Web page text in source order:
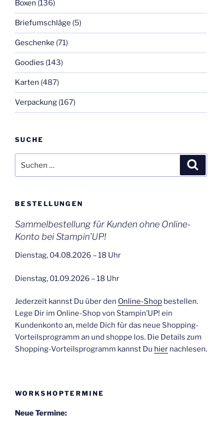
Boxen (136)
Briefumschläge (5)
Geschenke (71)
Goodies (143)
Karten (487)
Verpackung (167)
SUCHE
nach:
BESTELLUNGEN
Sammelbestellung für Kunden ohne Online-
Konto bei Stampin’UP!
Dienstag, 04.08.2026 – 18 Uhr
Dienstag, 01.09.2026 – 18 Uhr
Jederzeit kannst Du über den Online-Shop bestellen.
Lege Dir im Online-Shop von Stampin’UP! ein
Kundenkonto an, melde Dich für das neue Shopping-
Vorteilsprogramm an und shoppe los. Die Details zum
Shopping-Vorteilsprogramm kannst Du hier nachlesen.
WORKSHOPTERMINE
Neue Termine: